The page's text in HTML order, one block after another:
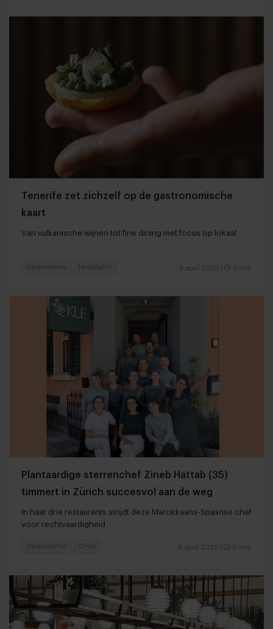
Tenerife zet zichzelf op de gastronomische
kaart
Van vulkanische wijnen tot fine dining met focus op lokaal
9 april 2025 5 min
Gastronomie Hospitality
Plantaardige sterrenchef Zineb Hattab (35)
timmert in Zürich succesvol aan de weg
In haar drie restaurants strijdt deze Marokkaans-Spaanse chef
voor rechtvaardigheid
9 april 2025 6 min
Gastronomie Chefs